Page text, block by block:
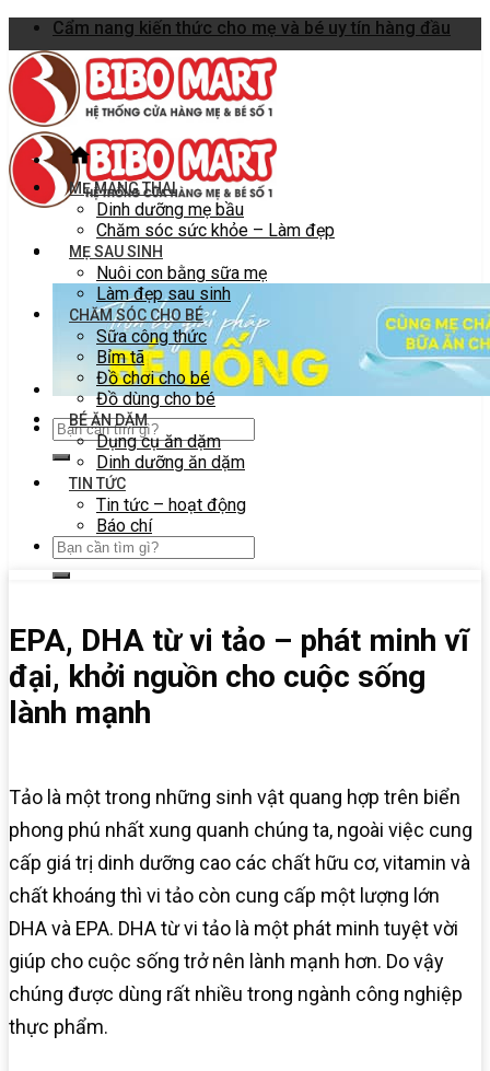
Skip
to
content
Cẩm nang kiến thức cho mẹ và bé uy tín hàng đầu
MẸ MANG THAI
Dinh dưỡng mẹ bầu
Chăm sóc sức khỏe – Làm đẹp
MẸ SAU SINH
Nuôi con bằng sữa mẹ
Làm đẹp sau sinh
CHĂM SÓC CHO BÉ
Sữa công thức
Bỉm tã
Đồ chơi cho bé
Đồ dùng cho bé
BÉ ĂN DẶM
Dụng cụ ăn dặm
Dinh dưỡng ăn dặm
TIN TỨC
Tin tức – hoạt động
Báo chí
EPA, DHA từ vi tảo – phát minh vĩ
đại, khởi nguồn cho cuộc sống
lành mạnh
Tảo là một trong những sinh vật quang hợp trên biển
phong phú nhất xung quanh chúng ta, ngoài việc cung
cấp giá trị dinh dưỡng cao các chất hữu cơ, vitamin và
chất khoáng thì vi tảo còn cung cấp một lượng lớn
DHA và EPA. DHA từ vi tảo là một phát minh tuyệt vời
giúp cho cuộc sống trở nên lành mạnh hơn. Do vậy
chúng được dùng rất nhiều trong ngành công nghiệp
thực phẩm.